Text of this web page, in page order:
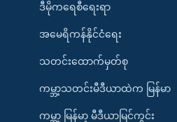
ဒီမိုကရေစီရေးရာ
အမေရိကန်နိုင်ငံရေး
သတင်းထောက်မှတ်စု
ကမ္ဘာ့သတင်းမီဒီယာထဲက မြန်မာ
ကမ္ဘာ့ မြန်မာ့ မီဒီယာမြင်ကွင်း